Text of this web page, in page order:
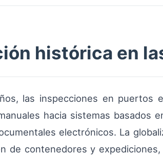
histórica en
las inspecciones en puertos
hacia sistemas basados
electrónicos. La
de contenedores y